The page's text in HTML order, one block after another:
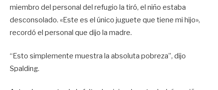
miembro del personal del refugio la tiró, el niño estaba
desconsolado. «Este es el único juguete que tiene mi hijo»,
recordó el personal que dijo la madre.
“Esto simplemente muestra la absoluta pobreza”, dijo
Spalding.